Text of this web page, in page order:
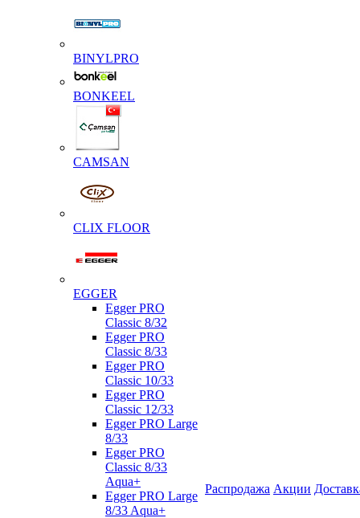
BINYLPRO
BONKEEL
CAMSAN
CLIX FLOOR
EGGER
Egger PRO
Classic 8/32
Egger PRO
Classic 8/33
Egger PRO
Classic 10/33
Egger PRO
Classic 12/33
Egger PRO Large
8/33
Egger PRO
Classic 8/33
Aqua+
Egger PRO Large
8/33 Aqua+
Распродажа Акции